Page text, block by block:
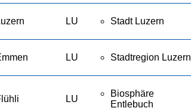
LU Stadt Luzern
LU Stadtregion Luzern
LU
Biosphäre
Entlebuch